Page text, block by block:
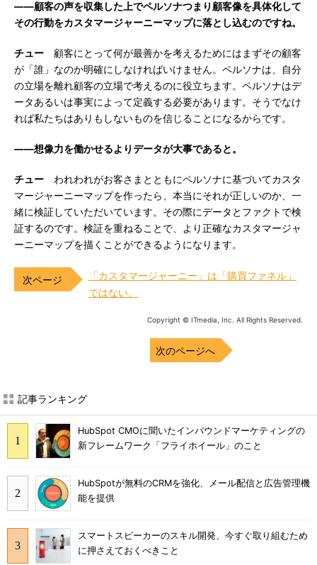
――顧客の声を収集した上でペルソナつまり顧客像を具体化して
その行動をカスタマージャーニーマップに落とし込むのですね。
チュー 顧客にとって何が最善かを考えるためにはまずその顧客
が「誰」なのか明確にしなければいけません。ペルソナは、自分
の立場を離れ顧客の立場で考えるのに役立ちます。ペルソナはデ
ータあるいは事実によって定義する必要があります。そうでなけ
れば私たちはありもしないものを信じることになるからです。
――想像力を働かせるよりデータが大事であると。
チュー われわれがお客さまとともにペルソナに基づいてカスタ
マージャーニーマップを作ったら、本当にそれが正しいのか、一
緒に検証していただいています。その際にデータとファクトで検
証するのです。検証を重ねることで、より正確なカスタマージャ
ーニーマップを描くことができるようになります。
「カスタマージャーニー」は「購買ファネル」
ではない。
Copyright © ITmedia, Inc. All Rights Reserved.
次のページへ
記事ランキング
HubSpot CMOに聞いたインバウンドマーケティングの
新フレームワーク「フライホイール」のこと
HubSpotが無料のCRMを強化、メール配信と広告管理機
能を提供
スマートスピーカーのスキル開発、今すぐ取り組むため
に押さえておくべきこと